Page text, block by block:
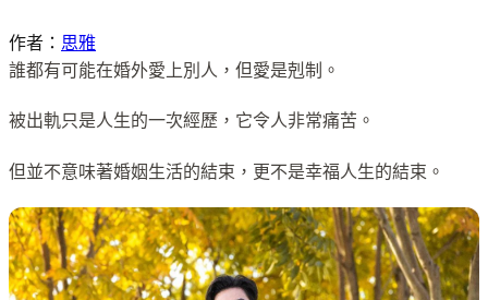
作者： 思雅
誰都有可能在婚外愛上別人，但愛是剋制。
被出軌只是人生的一次經歷，它令人非常痛苦。
但並不意味著婚姻生活的結束，更不是幸福人生的結束。